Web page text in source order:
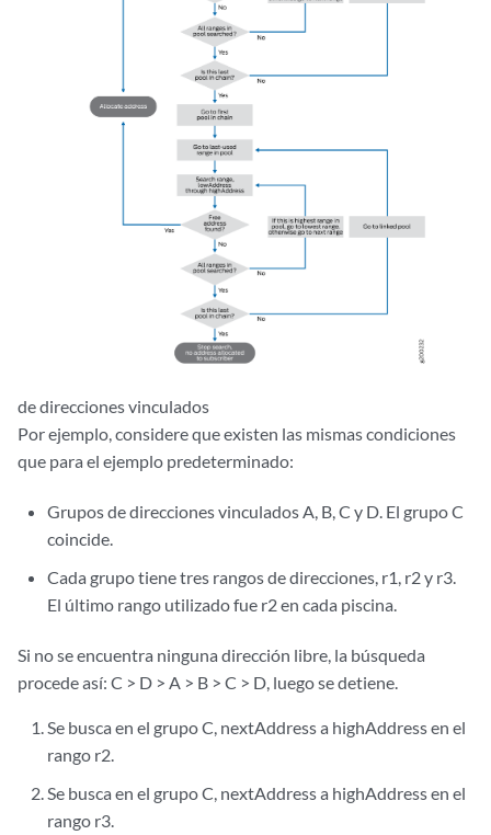
de direcciones vinculados
Por ejemplo, considere que existen las mismas condiciones
que para el ejemplo predeterminado:
Grupos de direcciones vinculados A, B, C y D. El grupo C
coincide.
Cada grupo tiene tres rangos de direcciones, r1, r2 y r3.
El último rango utilizado fue r2 en cada piscina.
Si no se encuentra ninguna dirección libre, la búsqueda
procede así: C > D > A > B > C > D, luego se detiene.
Se busca en el grupo C, nextAddress a highAddress en el
rango r2.
Se busca en el grupo C, nextAddress a highAddress en el
rango r3.